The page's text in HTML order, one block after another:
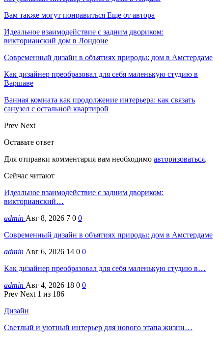
Вам также могут понравиться Еще от автора
Идеальное взаимодействие с задним двориком:
викторианский дом в Лондоне
Современный дизайн в объятиях природы: дом в Амстердаме
Как дизайнер преобразовал для себя маленькую студию в
Варшаве
Ванная комната как продолжение интерьера: как связать
санузел с остальной квартирой
Prev Next
Оставьте ответ
Для отправки комментария вам необходимо авторизоваться.
Сейчас читают
Идеальное взаимодействие с задним двориком:
викторианский…
admin Авг 8, 2026 7 0 0
Современный дизайн в объятиях природы: дом в Амстердаме
admin Авг 6, 2026 14 0 0
Как дизайнер преобразовал для себя маленькую студию в…
admin Авг 4, 2026 18 0 0
Prev Next 1 из 186
Дизайн
Светлый и уютный интерьер для нового этапа жизни…